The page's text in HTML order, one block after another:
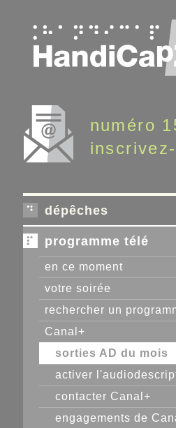
numéro
dépêches
programme télé
en ce moment
votre soirée
rechercher un
Canal+
sorties AD du mois
activer
contacter Canal+
engagements de